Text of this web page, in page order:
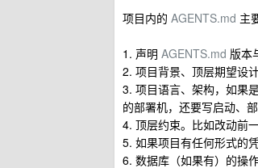
项目内的 AGENTS.md 主
1. 声明 AGENTS.md 版本
2. 项目背景、顶层期望设
3. 项目语言、架构，如果
的部署机，还要写启动、
4. 顶层约束。比如改动前
5. 如果项目有任何形式的
6. 数据库（如果有）的操